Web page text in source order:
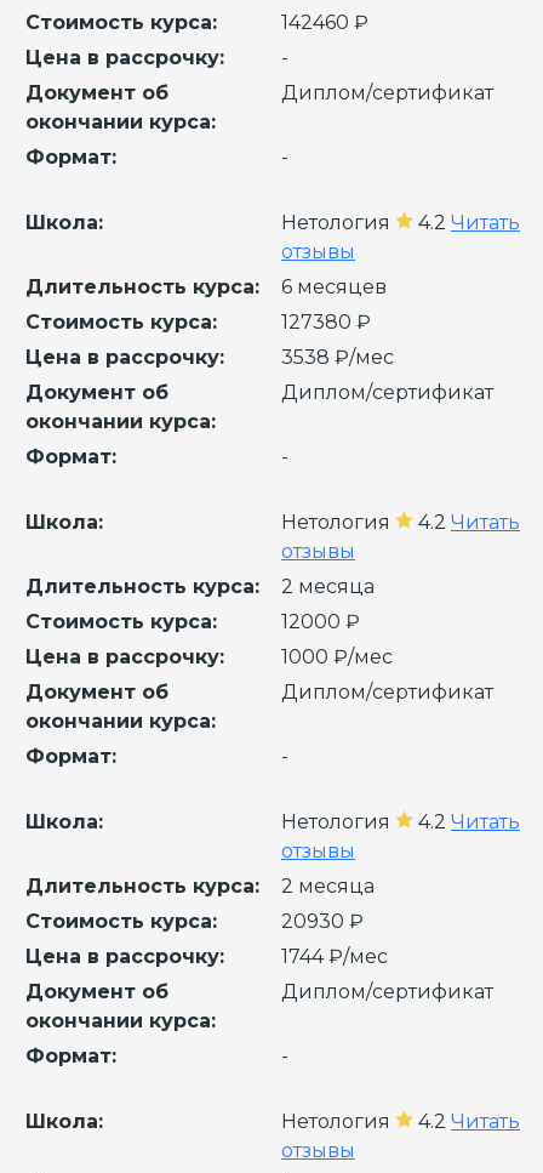
Стоимость курса:
142460 ₽
Цена в рассрочку:
-
Документ об
окончании курса:
Диплом/сертификат
Формат: -
Школа: Нетология 4.2 Читать
отзывы
Длительность курса:
6 месяцев
Стоимость курса:
127380 ₽
Цена в рассрочку:
3538 ₽/мес
Документ об
окончании курса:
Диплом/сертификат
Формат: -
Школа: Нетология 4.2 Читать
отзывы
Длительность курса:
2 месяца
Стоимость курса:
12000 ₽
Цена в рассрочку:
1000 ₽/мес
Документ об
окончании курса:
Диплом/сертификат
Формат: -
Школа: Нетология 4.2 Читать
отзывы
Длительность курса:
2 месяца
Стоимость курса:
20930 ₽
Цена в рассрочку:
1744 ₽/мес
Документ об
окончании курса:
Диплом/сертификат
Формат: -
Школа: Нетология 4.2 Читать
отзывы